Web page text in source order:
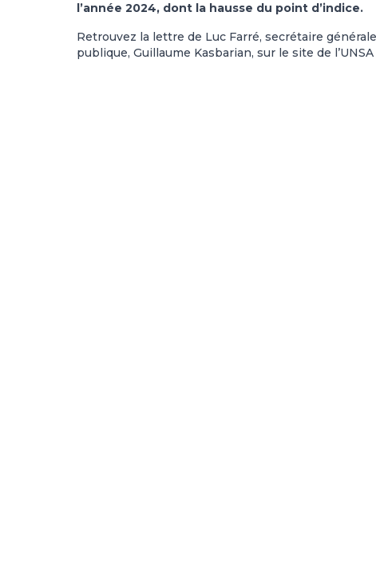
l’année 2024, dont la hausse du point d’indice.
Retrouvez la lettre de Luc Farré, secrétaire
publique, Guillaume Kasbarian, sur le site de l’UNSA